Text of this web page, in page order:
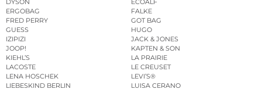
ERGOBAG
FALKE
FRED PERRY
GOT BAG
GUESS
HUGO
IZIPIZI
JACK & JONES
JOOP!
KAPTEN & SON
KIEHL’S
LA PRAIRIE
LACOSTE
LE CREUSET
LENA HOSCHEK
LEVI’S®
LIEBESKIND BERLIN
LUISA CERANO